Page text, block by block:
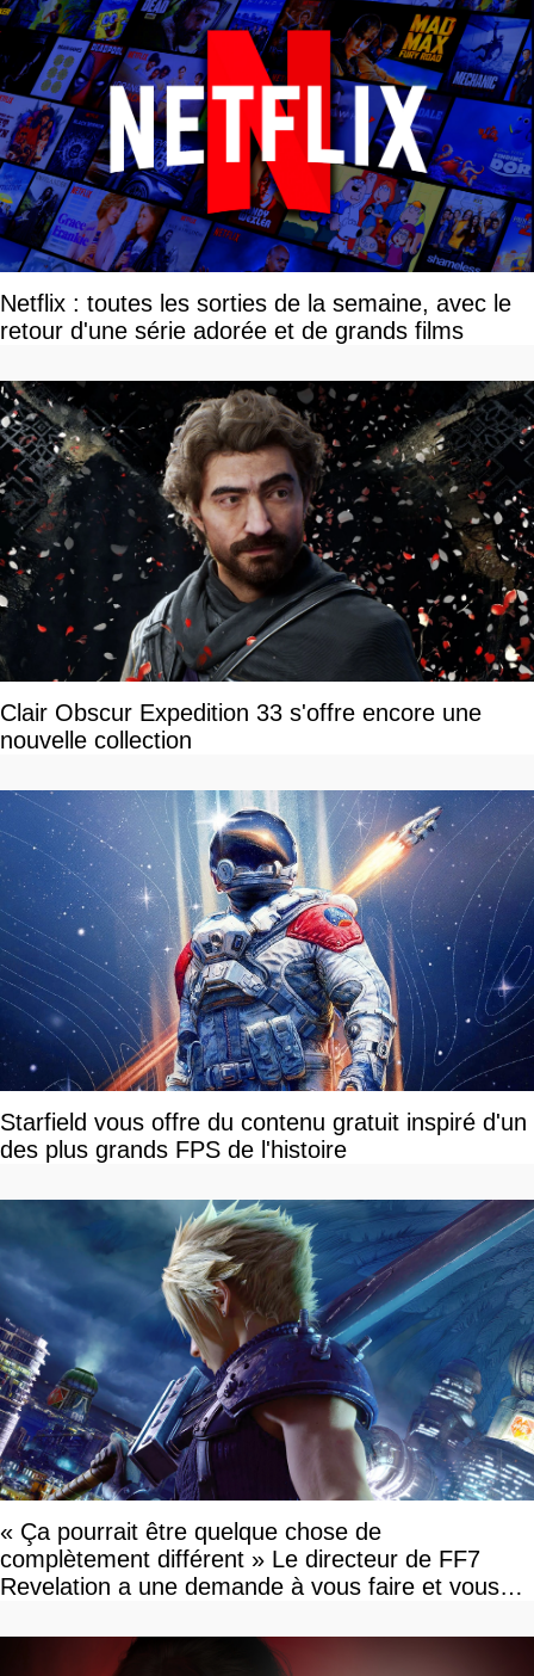
Netflix : toutes les sorties de la semaine, avec le
retour d'une série adorée et de grands films
Clair Obscur Expedition 33 s'offre encore une
nouvelle collection
Starfield vous offre du contenu gratuit inspiré d'un
des plus grands FPS de l'histoire
« Ça pourrait être quelque chose de
complètement différent » Le directeur de FF7
Revelation a une demande à vous faire et vous